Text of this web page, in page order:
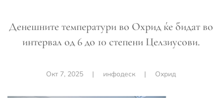
Денешните температури во Охрид ќе бидат во
интервал од 6 до 10 степени Целзиусови.
Окт 7, 2025 | инфодеск | Охрид